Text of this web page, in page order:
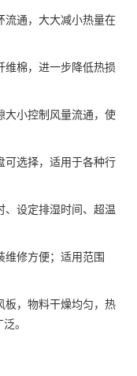
流通，大大减小热量在
维棉，进一步降低热损
大小控制风量流通，使
可选择，适用于各种行
、设定排湿时间、超温
维修方便；适用范围
板，物料干燥均匀，热
。